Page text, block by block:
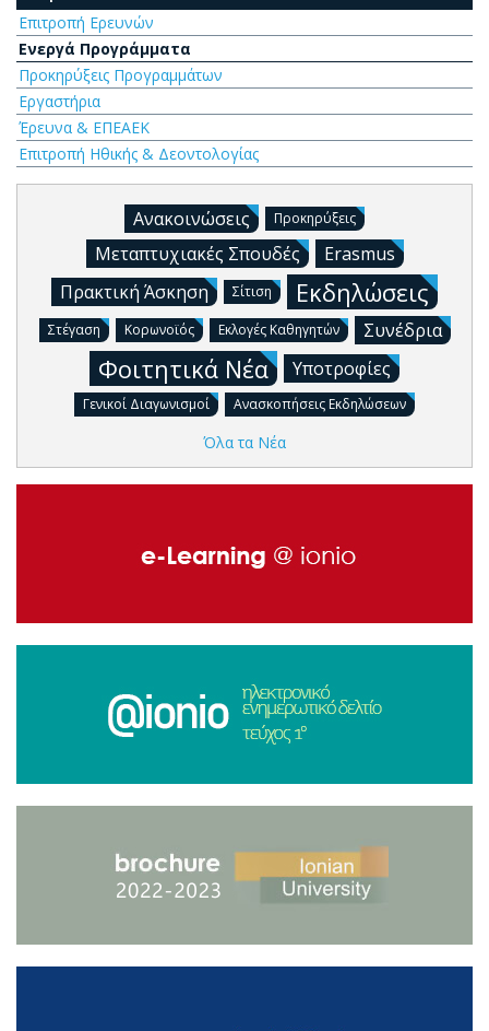
Επιτροπή Ερευνών
Ενεργά Προγράμματα
Προκηρύξεις Προγραμμάτων
Εργαστήρια
Έρευνα & ΕΠΕΑΕΚ
Επιτροπή Ηθικής & Δεοντολογίας
Ανακοινώσεις Προκηρύξεις
Μεταπτυχιακές Σπουδές
Erasmus
Πρακτική Άσκηση
Σίτιση Εκδηλώσεις
Στέγαση Κορωνοϊός Εκλογές Καθηγητών Συνέδρια
Φοιτητικά Νέα Υποτροφίες
Γενικοί Διαγωνισμοί Ανασκοπήσεις Εκδηλώσεων
Όλα τα Νέα